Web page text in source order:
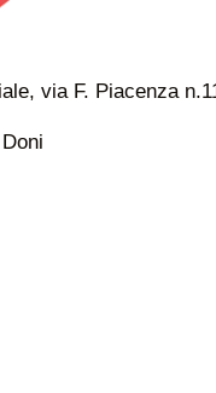
via F. Piacenza